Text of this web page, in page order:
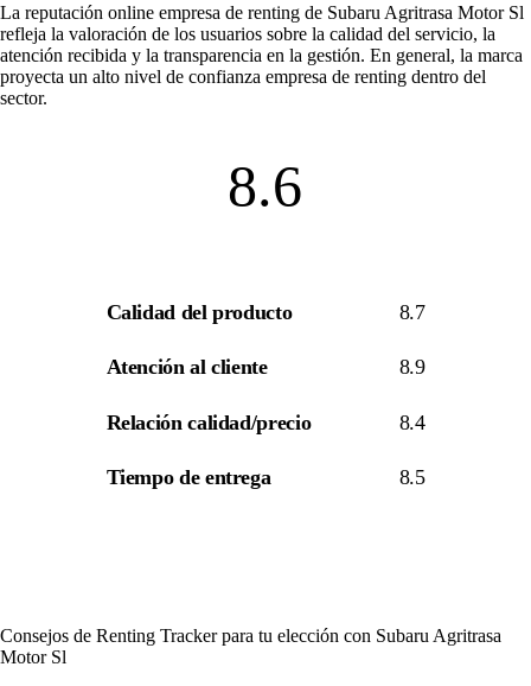
La reputación online empresa de renting de Subaru Agritrasa Motor Sl
refleja la valoración de los usuarios sobre la calidad del servicio, la
atención recibida y la transparencia en la gestión. En general, la marca
proyecta un alto nivel de confianza empresa de renting dentro del
sector.
8.6
Calidad del producto 8.7
Atención al cliente 8.9
Relación calidad/precio 8.4
Tiempo de entrega 8.5
Consejos de Renting Tracker para tu elección con Subaru Agritrasa
Motor Sl